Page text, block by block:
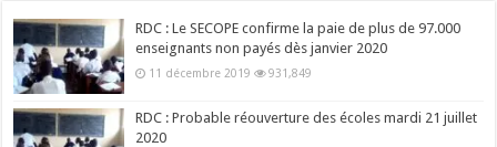
RDC : Le SECOPE confirme la paie de plus de 97.000
enseignants non payés dès janvier 2020
11 décembre 2019 931,849
RDC : Probable réouverture des écoles mardi 21 juillet
2020